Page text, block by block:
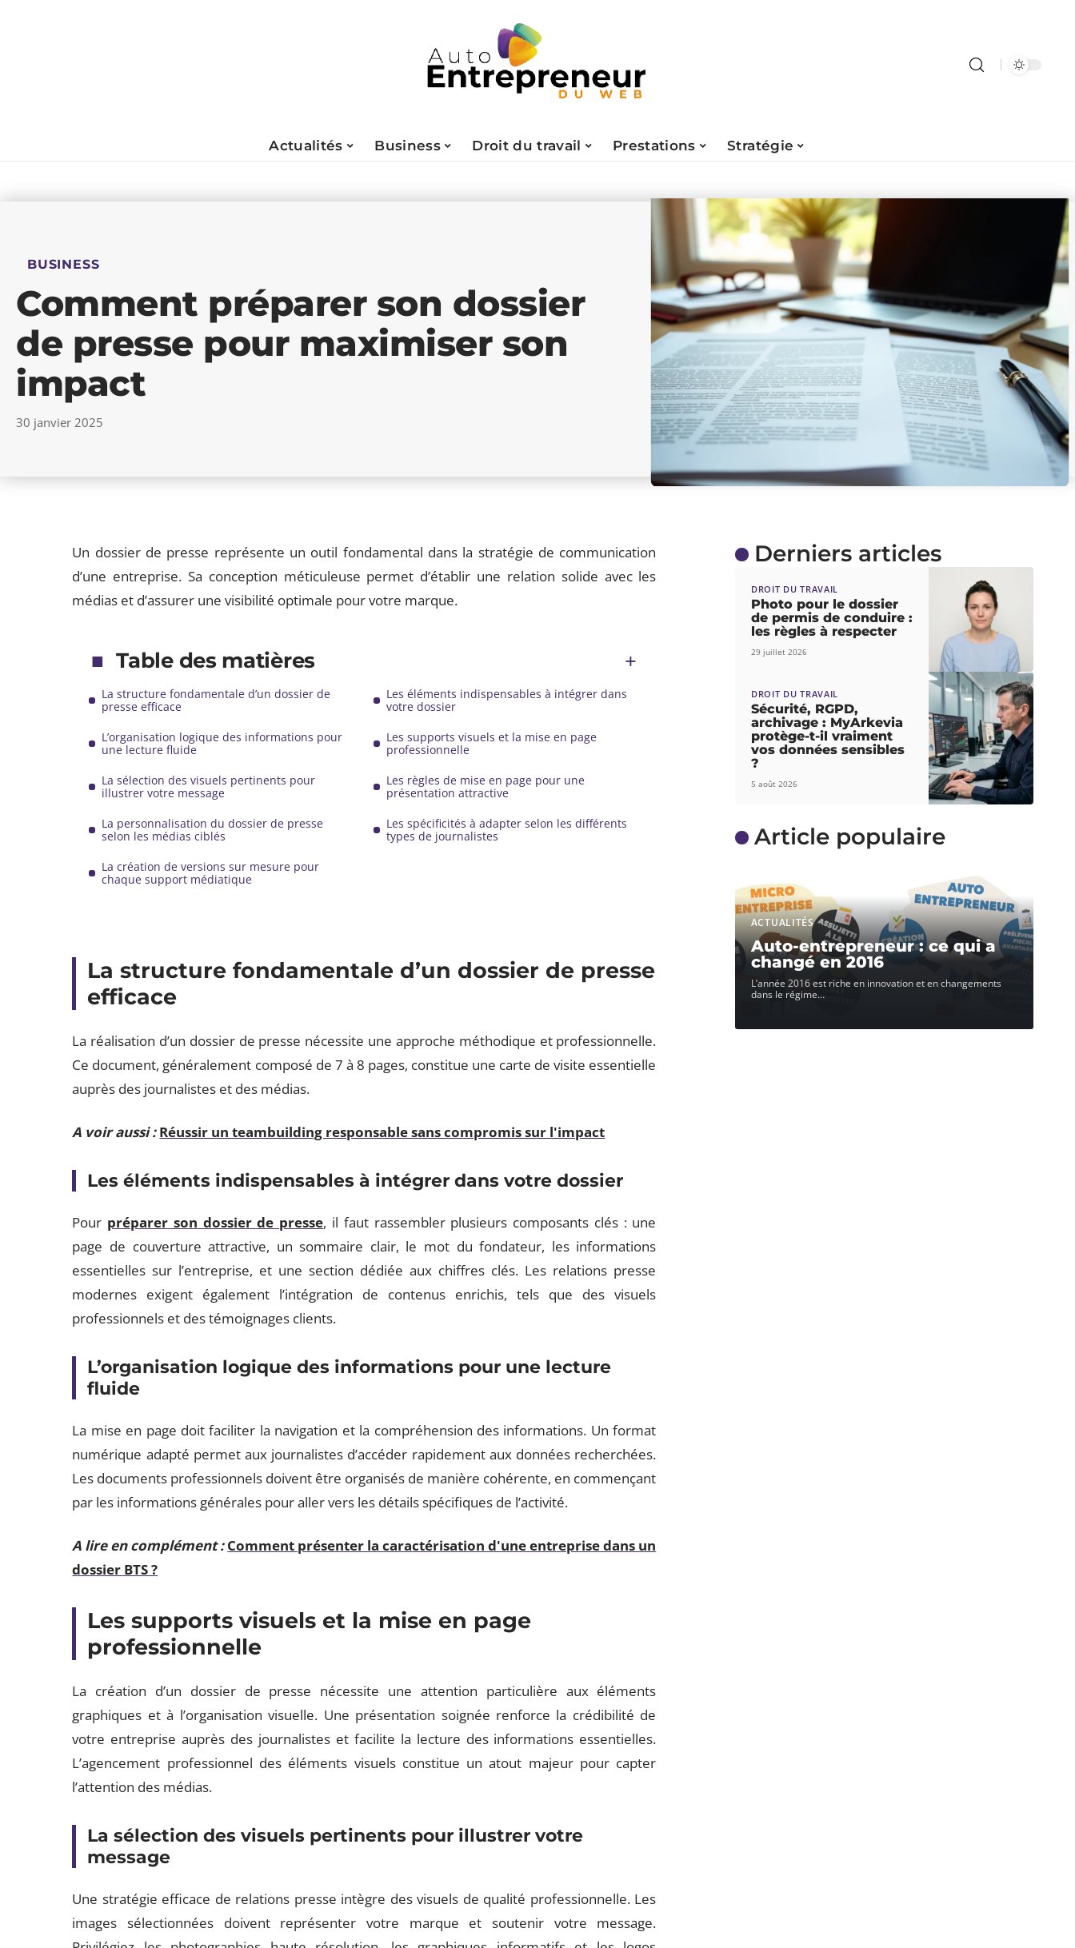
Actualités Business Droit du travail Prestations Stratégie
BUSINESS
Comment préparer son dossier
de presse pour maximiser son
impact
30 janvier 2025
Un dossier de presse représente un outil fondamental dans la stratégie de communication
d’une entreprise. Sa conception méticuleuse permet d’établir une relation solide avec les
médias et d’assurer une visibilité optimale pour votre marque.
Table des matières
La structure fondamentale d’un dossier de
presse efficace
Les éléments indispensables à intégrer dans
votre dossier
L’organisation logique des informations pour
une lecture fluide
Les supports visuels et la mise en page
professionnelle
La sélection des visuels pertinents pour
illustrer votre message
Les règles de mise en page pour une
présentation attractive
La personnalisation du dossier de presse
selon les médias ciblés
Les spécificités à adapter selon les différents
types de journalistes
La création de versions sur mesure pour
chaque support médiatique
La structure fondamentale d’un dossier de presse
efficace
La réalisation d’un dossier de presse nécessite une approche méthodique et professionnelle.
Ce document, généralement composé de 7 à 8 pages, constitue une carte de visite essentielle
auprès des journalistes et des médias.
A voir aussi : Réussir un teambuilding responsable sans compromis sur l'impact
Les éléments indispensables à intégrer dans votre dossier
Pour préparer son dossier de presse, il faut rassembler plusieurs composants clés : une
page de couverture attractive, un sommaire clair, le mot du fondateur, les informations
essentielles sur l’entreprise, et une section dédiée aux chiffres clés. Les relations presse
modernes exigent également l’intégration de contenus enrichis, tels que des visuels
professionnels et des témoignages clients.
L’organisation logique des informations pour une lecture
fluide
La mise en page doit faciliter la navigation et la compréhension des informations. Un format
numérique adapté permet aux journalistes d’accéder rapidement aux données recherchées.
Les documents professionnels doivent être organisés de manière cohérente, en commençant
par les informations générales pour aller vers les détails spécifiques de l’activité.
A lire en complément : Comment présenter la caractérisation d'une entreprise dans un
dossier BTS ?
Les supports visuels et la mise en page
professionnelle
La création d’un dossier de presse nécessite une attention particulière aux éléments
graphiques et à l’organisation visuelle. Une présentation soignée renforce la crédibilité de
votre entreprise auprès des journalistes et facilite la lecture des informations essentielles.
L’agencement professionnel des éléments visuels constitue un atout majeur pour capter
l’attention des médias.
La sélection des visuels pertinents pour illustrer votre
message
Une stratégie efficace de relations presse intègre des visuels de qualité professionnelle. Les
images sélectionnées doivent représenter votre marque et soutenir votre message.
Derniers articles
DROIT DU TRAVAIL
Photo pour le dossier
de permis de conduire :
les règles à respecter
29 juillet 2026
DROIT DU TRAVAIL
Sécurité, RGPD,
archivage : MyArkevia
protège-t-il vraiment
vos données sensibles
?
5 août 2026
Article populaire
ACTUALITÉS
Auto-entrepreneur : ce qui a
changé en 2016
L’année 2016 est riche en innovation et en changements
dans le régime…